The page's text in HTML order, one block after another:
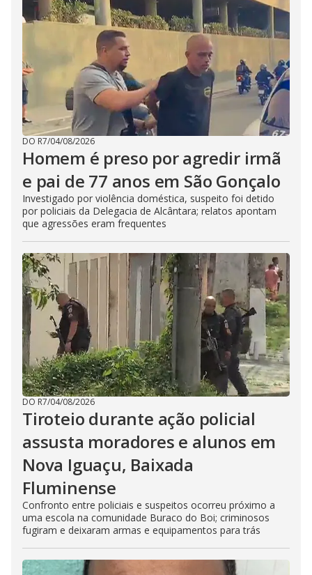
DO R7/04/08/2026
Homem é preso por agredir irmã
e pai de 77 anos em São Gonçalo
Investigado por violência doméstica, suspeito foi detido
por policiais da Delegacia de Alcântara; relatos apontam
que agressões eram frequentes
DO R7/04/08/2026
Tiroteio durante ação policial
assusta moradores e alunos em
Nova Iguaçu, Baixada
Fluminense
Confronto entre policiais e suspeitos ocorreu próximo a
uma escola na comunidade Buraco do Boi; criminosos
fugiram e deixaram armas e equipamentos para trás